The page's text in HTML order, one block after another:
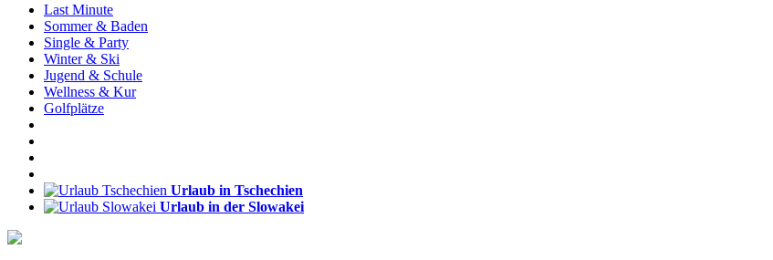
Last Minute
Sommer & Baden
Single & Party
Winter & Ski
Jugend & Schule
Wellness & Kur
Golfplätze
Urlaub in Tschechien
Urlaub in der Slowakei